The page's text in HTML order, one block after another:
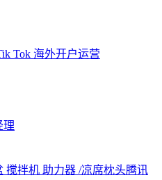
Tok 海外开户运营
理
搅拌机 助力器 /凉席枕头腾讯